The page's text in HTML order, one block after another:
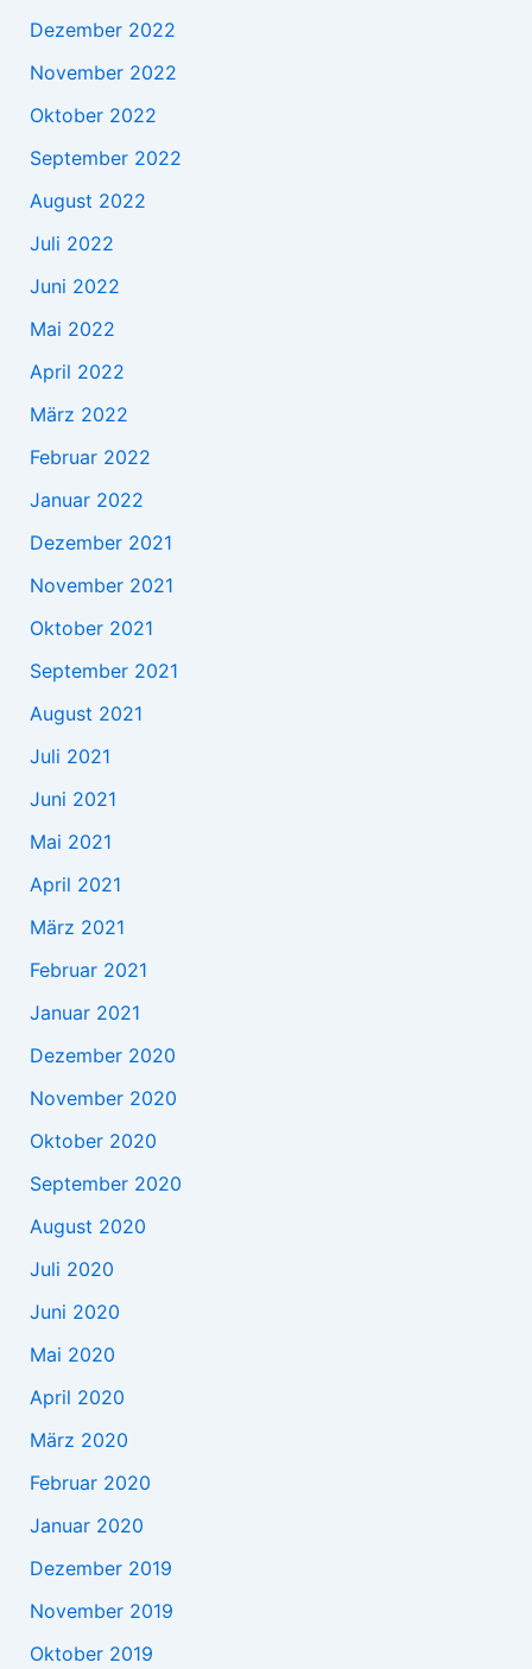
Dezember 2022
November 2022
Oktober 2022
September 2022
August 2022
Juli 2022
Juni 2022
Mai 2022
April 2022
März 2022
Februar 2022
Januar 2022
Dezember 2021
November 2021
Oktober 2021
September 2021
August 2021
Juli 2021
Juni 2021
Mai 2021
April 2021
März 2021
Februar 2021
Januar 2021
Dezember 2020
November 2020
Oktober 2020
September 2020
August 2020
Juli 2020
Juni 2020
Mai 2020
April 2020
März 2020
Februar 2020
Januar 2020
Dezember 2019
November 2019
Oktober 2019